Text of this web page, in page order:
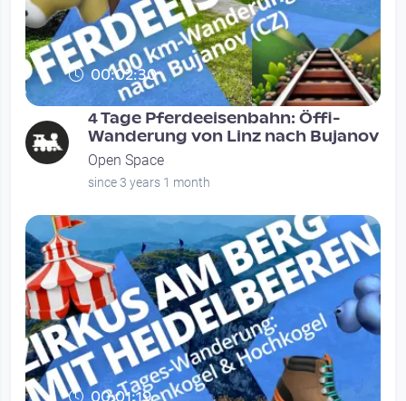
00:02:30
4 Tage Pferdeeisenbahn: Öffi-
Wanderung von Linz nach Bujanov
Open Space
since 3 years 1 month
00:01:19